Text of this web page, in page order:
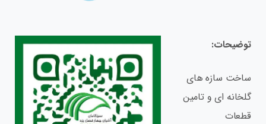
توضیحات:
ساخت سازه های
گلخانه ای و تامین
قطعات